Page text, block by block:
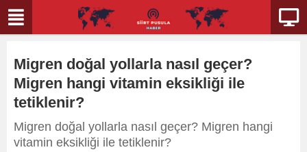
Migren doğal yollarla nasıl geçer?
Migren hangi vitamin eksikliği ile
tetiklenir?
Migren doğal yollarla nasıl geçer? Migren hangi
vitamin eksikliği ile tetiklenir?